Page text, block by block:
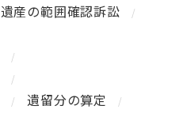
遺産の範囲確認訴訟
遺留分の算定